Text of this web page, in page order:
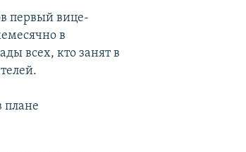
первый вице-
в
всех, кто занят в
плане